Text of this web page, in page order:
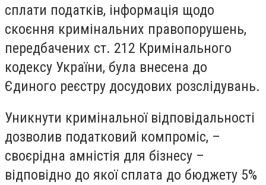
сплати податків, інформація щодо
скоєння кримінальних правопорушень,
передбачених ст. 212 Кримінального
кодексу України, була внесена до
Єдиного реєстру досудових розслідувань.
Уникнути кримінальної відповідальності
дозволив податковий компроміс, –
своєрідна амністія для бізнесу –
відповідно до якої сплата до бюджету 5%